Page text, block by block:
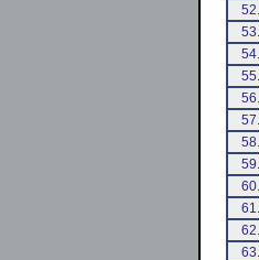
52.
53.
54.
55.
56.
57.
58.
59.
60.
61.
62.
63.